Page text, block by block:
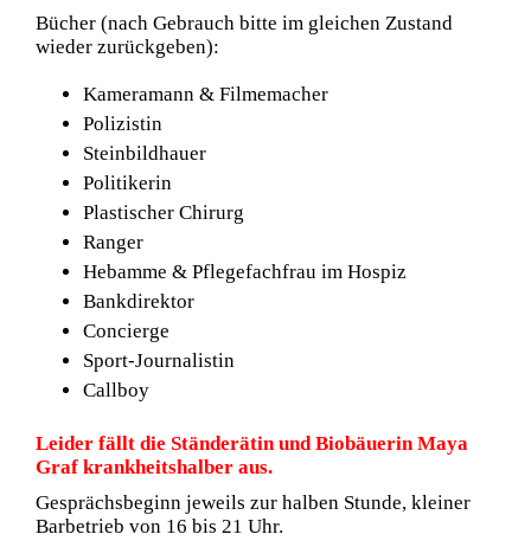
Bücher (nach Gebrauch bitte im gleichen Zustand
wieder zurückgeben):
Kameramann & Filmemacher
Polizistin
Steinbildhauer
Politikerin
Plastischer Chirurg
Ranger
Hebamme & Pflegefachfrau im Hospiz
Bankdirektor
Concierge
Sport-Journalistin
Callboy
Leider fällt die Ständerätin und Biobäuerin Maya
Graf krankheitshalber aus.
Gesprächsbeginn jeweils zur halben Stunde, kleiner
Barbetrieb von 16 bis 21 Uhr.